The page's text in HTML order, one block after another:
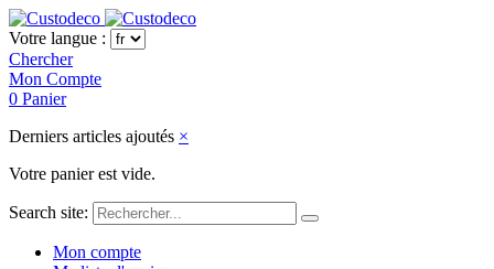
Votre langue :
Chercher
Mon Compte
0 Panier
Derniers articles ajoutés ×
Votre panier est vide.
Search site:
Mon compte